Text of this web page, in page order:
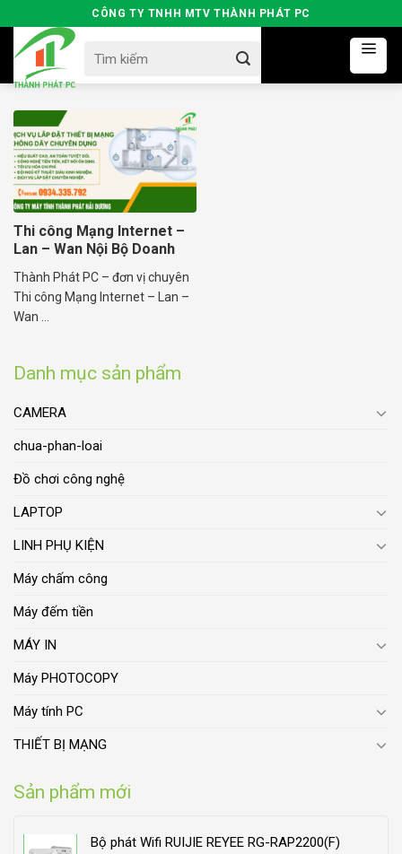
to
content
CÔNG TY TNHH MTV THÀNH PHÁT PC
for:
Danh mục sản phẩm
CAMERA
chua-phan-loai
Đồ chơi công nghệ
LAPTOP
LINH PHỤ KIỆN
Máy chấm công
Máy đếm tiền
MÁY IN
Máy PHOTOCOPY
Máy tính PC
THIẾT BỊ MẠNG
Sản phẩm mới
Bộ phát Wifi RUIJIE REYEE RG-RAP2200(F)
Thi công Mạng Internet –
Lan – Wan Nội Bộ Doanh
Thành Phát PC – đơn vị chuyên
Thi công Mạng Internet – Lan –
Wan ...